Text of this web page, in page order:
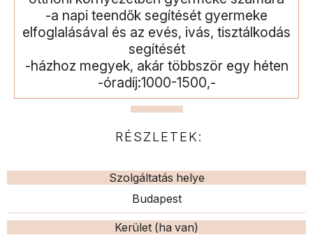
-a napi teendők segítését gyermeke
elfoglalásával és az evés, ivás, tisztálkodás
segítését
-házhoz megyek, akár többször egy héten
-óradíj:1000-1500,-
RÉSZLETEK:
Szolgáltatás helye
Budapest
Kerület (ha van)